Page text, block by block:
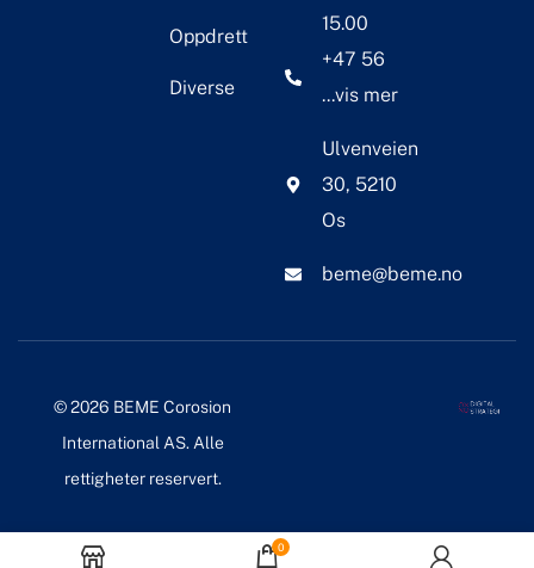
Oppdrett
Diverse
15.00
+47 56
...vis mer
Ulvenveien
30, 5210
Os
beme@beme.no
© 2026 BEME Corosion
International AS. Alle
rettigheter reservert.
0